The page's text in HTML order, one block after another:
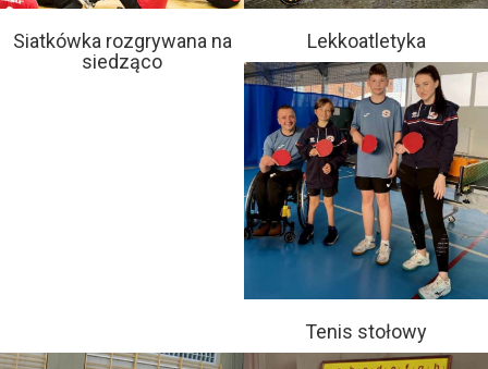
Siatkówka rozgrywana na
siedząco
Lekkoatletyka
Tenis stołowy